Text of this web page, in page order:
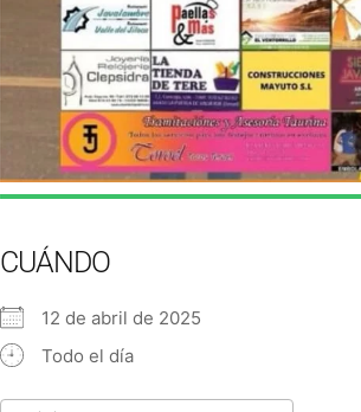
CUÁNDO
12 de abril de 2025
Todo el día